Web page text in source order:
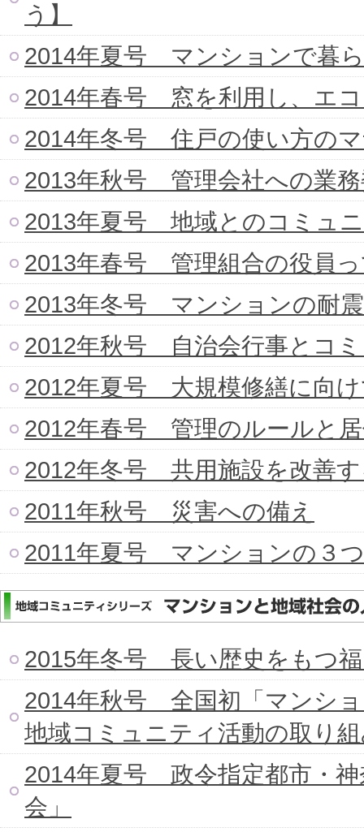
う】
2014年夏号 マンションで暮
2014年春号 窓を利用し、エ
2014年冬号 住戸の使い方の
2013年秋号 管理会社への業
2013年夏号 地域とのコミュ
2013年春号 管理組合の役員
2013年冬号 マンションの耐
2012年秋号 自治会行事とコ
2012年夏号 大規模修繕に向
2012年春号 管理のルールと
2012年冬号 共用施設を改善
2011年秋号 災害への備え
2011年夏号 マンションの３
2015年冬号 長い歴史をもつ
2014年秋号 全国初「マンシ
地域コミュニティ活動の取り
2014年夏号 政令指定都市・神
会」